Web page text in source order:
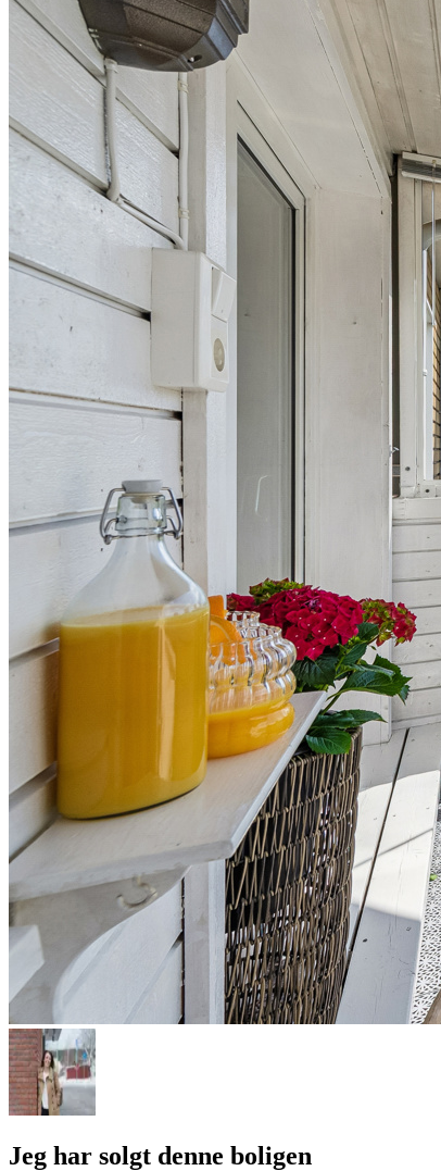
Jeg har solgt denne boligen